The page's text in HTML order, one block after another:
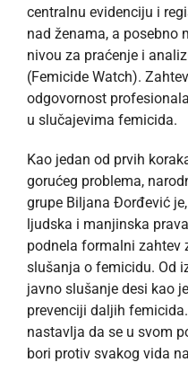
centralnu evidenciju i
nad ženama, a posebno
nivou za praćenje i
(Femicide Watch).
odgovornost
u slučajevima femicida.
Kao jedan od prvih
gorućeg problema,
grupe Biljana Đorđević
ljudska i manjinska
podnela formalni zahtev
slušanja o femicidu. Od
javno slušanje desi kao
prevenciji daljih
nastavlja da se u svom
bori protiv svakog vida